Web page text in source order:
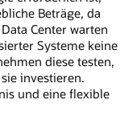
Beträge, da
Center warten
Systeme keine
diese testen,
investieren.
und eine flexible